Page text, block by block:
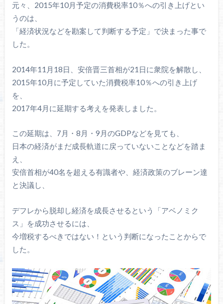
元々、2015年10月予定の消費税率10％への引き上げとい
うのは、
「経済状況などを勘案して判断する予定」で決まった事で
した。
2014年11月18日、安倍晋三首相が21日に衆院を解散し、
2015年10月に予定していた消費税率10％への引き上げ
を、
2017年4月に延期する考えを発表しました。
この延期は、7月・8月・9月のGDPなどを見ても、
日本の経済がまだ成長軌道に戻っていないことなどを踏ま
え、
安倍首相が40名を超える有識者や、経済政策のブレーン達
と決議し、
デフレから脱却し経済を成長させるという「アベノミク
ス」を成功させるには、
今増税するべきではない！という判断になったことからで
した。